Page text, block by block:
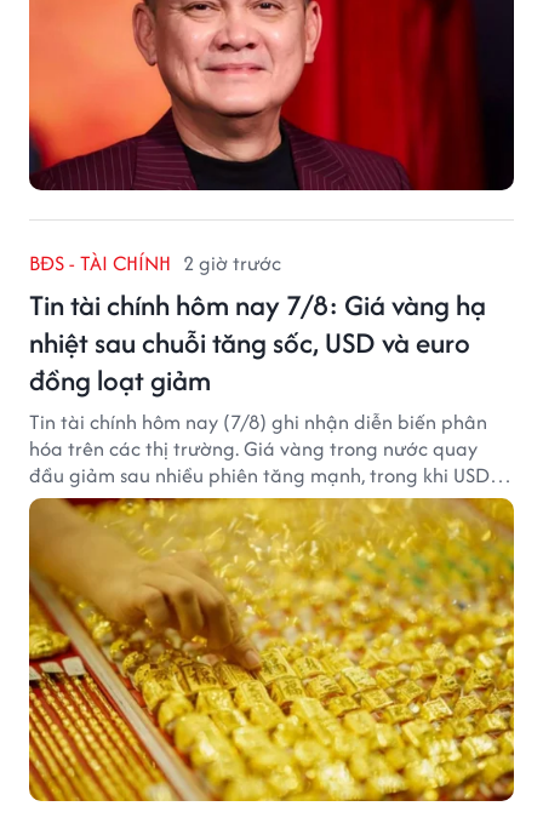
BĐS - TÀI CHÍNH 2 giờ trước
Tin tài chính hôm nay 7/8: Giá vàng hạ
nhiệt sau chuỗi tăng sốc, USD và euro
đồng loạt giảm
Tin tài chính hôm nay (7/8) ghi nhận diễn biến phân
hóa trên các thị trường. Giá vàng trong nước quay
đầu giảm sau nhiều phiên tăng mạnh, trong khi USD
tại ngân hàng tiếp tục suy yếu dù tỷ giá trung tâm lập
đỉnh mới.